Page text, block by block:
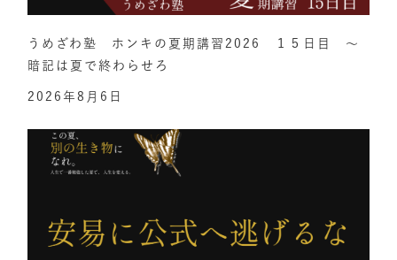
うめざわ塾 ホンキの夏期講習2026 １５日目 ～
暗記は夏で終わらせろ
2026年8月6日